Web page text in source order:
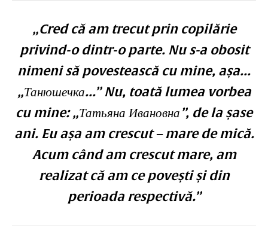
„Cred că am trecut prin copilărie
privind-o dintr-o parte. Nu s-a obosit
nimeni să povestească cu mine, așa...
„Танюшечка...” Nu, toată lumea vorbea
cu mine: „Татьяна Ивановна”, de la șase
ani. Eu așa am crescut – mare de mică.
Acum când am crescut mare, am
realizat că am ce povești și din
perioada respectivă.”